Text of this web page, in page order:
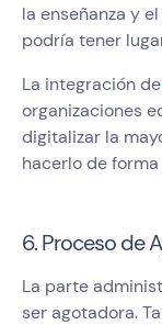
la enseñanza y
podría tener
La integración de
organizaciones
digitalizar la
hacerlo de
6. Proceso de
La parte
ser agotadora.